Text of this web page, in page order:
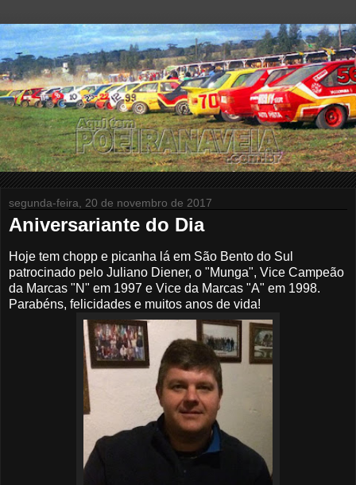
segunda-feira, 20 de novembro de 2017
Aniversariante do Dia
Hoje tem chopp e picanha lá em São Bento do Sul
patrocinado pelo Juliano Diener, o "Munga", Vice Campeão
da Marcas "N" em 1997 e Vice da Marcas "A" em 1998.
Parabéns, felicidades e muitos anos de vida!